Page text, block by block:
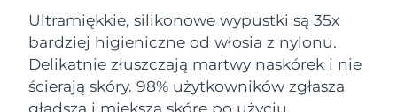
Ultramiękkie, silikonowe wypustki są 35x
bardziej higieniczne od włosia z nylonu.
Delikatnie złuszczają martwy naskórek i nie
ścierają skóry. 98% użytkowników zgłasza
gładszą i miększą skórę po użyciu.
Arabia Saudyjska
Oczekiwany czas dostawy
8/10/26
Singapur
Oczekiwany czas dostawy
8/11/26